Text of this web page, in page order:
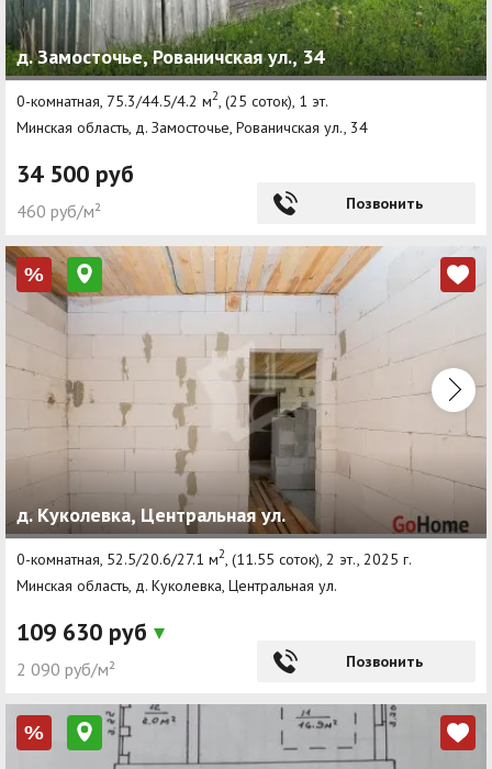
д. Замосточье, Рованичская ул., 34
0-комнатная, 75.3/44.5/4.2 м2 , (25 соток), 1 эт.
Минская область, д. Замосточье, Рованичская ул., 34
34 500 руб
460 руб/м² Позвонить
%
д. Куколевка, Центральная ул.
0-комнатная, 52.5/20.6/27.1 м2, (11.55 соток), 2 эт., 2025 г.
Минская область, д. Куколевка, Центральная ул.
109 630 руб
2 090 руб/м² Позвонить
%